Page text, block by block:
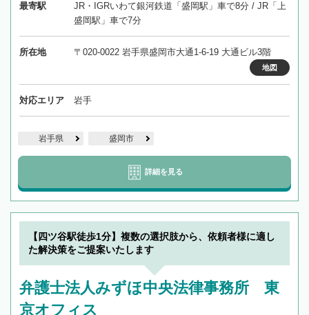
最寄駅
JR・IGRいわて銀河鉄道「盛岡駅」車で8分 / JR「上
盛岡駅」車で7分
所在地 〒020-0022 岩手県盛岡市大通1-6-19 大通ビル3階
地図
対応エリア 岩手
岩手県 盛岡市
詳細を見る
【四ツ谷駅徒歩1分】複数の選択肢から、依頼者様に適し
た解決策をご提案いたします
弁護士法人みずほ中央法律事務所 東
京オフィス